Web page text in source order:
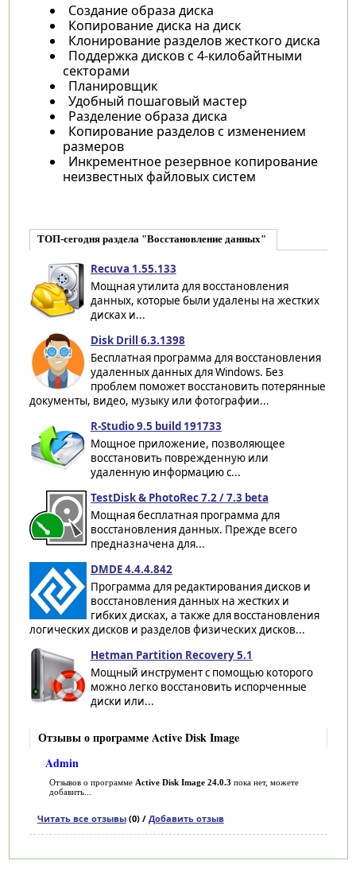
Создание образа диска
Копирование диска на диск
Клонирование разделов жесткого диска
Поддержка дисков с 4-килобайтными
секторами
Планировщик
Удобный пошаговый мастер
Разделение образа диска
Копирование разделов с изменением
размеров
Инкрементное резервное копирование
неизвестных файловых систем
ТОП-сегодня раздела "Восстановление данных"
Recuva 1.55.133
Мощная утилита для восстановления
данных, которые были удалены на жестких
дисках и...
Disk Drill 6.3.1398
Бесплатная программа для восстановления
удаленных данных для Windows. Без
проблем поможет восстановить потерянные
документы, видео, музыку или фотографии...
R-Studio 9.5 build 191733
Мощное приложение, позволяющее
восстановить поврежденную или
удаленную информацию с...
TestDisk & PhotoRec 7.2 / 7.3 beta
Мощная бесплатная программа для
восстановления данных. Прежде всего
предназначена для...
DMDE 4.4.4.842
Программа для редактирования дисков и
восстановления данных на жестких и
гибких дисках, а также для восстановления
логических дисков и разделов физических дисков...
Hetman Partition Recovery 5.1
Мощный инструмент с помощью которого
можно легко восстановить испорченные
диски или...
Отзывы о программе Active Disk Image
Admin
Отзывов о программе Active Disk Image 24.0.3 пока нет, можете
добавить...
Читать все отзывы(0) / Добавить отзыв